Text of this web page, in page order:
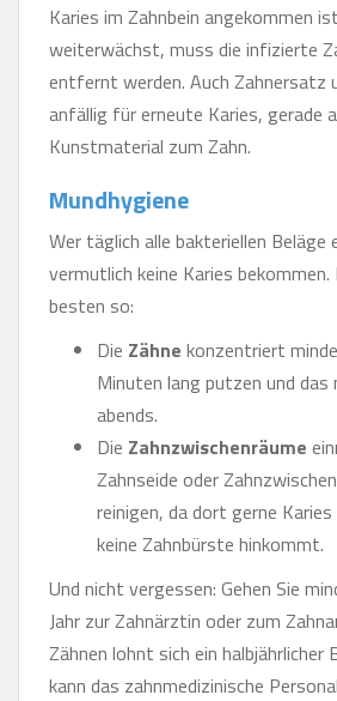
Karies im Zahnbein angekommen
weiterwächst, muss die infizierte
entfernt werden. Auch Zahnersatz
anfällig für erneute Karies, gerade
Kunstmaterial zum Zahn.
Mundhygiene
Wer täglich alle bakteriellen
vermutlich keine Karies
besten so:
Die Zähne konzentriert
Minuten lang putzen und das
abends.
Die Zahnzwischenräume
Zahnseide oder
reinigen, da dort gerne
keine Zahnbürste hinkommt.
Und nicht vergessen: Gehen Sie
Jahr zur Zahnärztin oder zum
Zähnen lohnt sich ein halbjährlicher
kann das zahnmedizinische